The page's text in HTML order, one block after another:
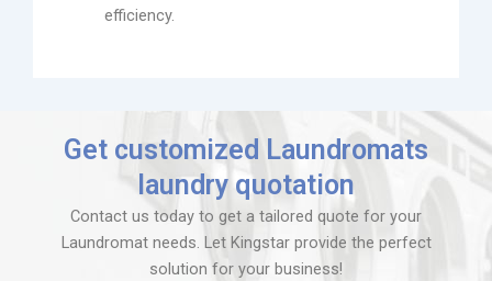
efficiency.
Get customized Laundromats
laundry quotation
Contact us today to get a tailored quote for your
Laundromat needs. Let Kingstar provide the perfect
solution for your business!